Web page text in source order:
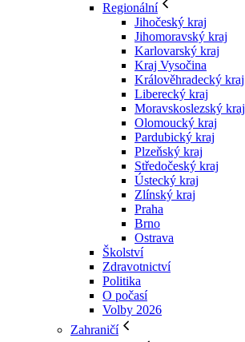
Regionální
Jihočeský kraj
Jihomoravský kraj
Karlovarský kraj
Kraj Vysočina
Králověhradecký kraj
Liberecký kraj
Moravskoslezský kraj
Olomoucký kraj
Pardubický kraj
Plzeňský kraj
Středočeský kraj
Ústecký kraj
Zlínský kraj
Praha
Brno
Ostrava
Školství
Zdravotnictví
Politika
O počasí
Volby 2026
Zahraničí